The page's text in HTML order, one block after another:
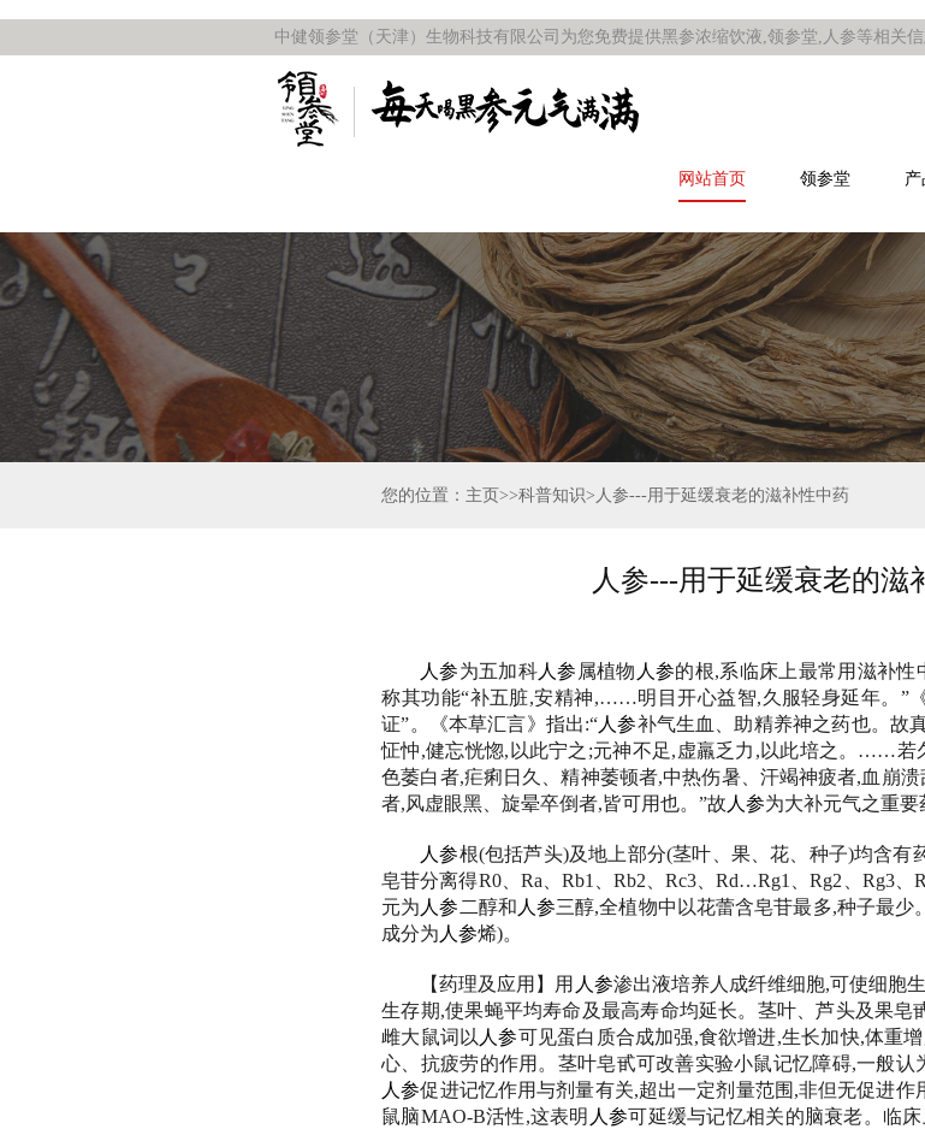
中健领参堂（天津）生物科技有限公司为您免费提供黑参浓缩饮液,领参堂,人参等相关
网站首页 领参堂 产
您的位置：主页>>科普知识>人参---用于延缓衰老的滋补性中药
人参---用于延缓衰老的滋
人参为五加科人参 属植物 人参的根,系临床上最常用滋补性
称其功能“补五脏,安精神,……明目开心益智,久服轻身延年。”
证”。《本草汇言》指出:“人参补气生血、助精养神之药也。
怔忡,健忘恍惚,以此宁之;元神不足,虚羸乏力,以此培之。……若
色萎白者,疟痢日久、精神萎顿者,中热伤暑、汗竭神疲者,血崩
者,风虚眼黑、旋晕卒倒者,皆可用也。”故 人参为大补元气之重要
人参根(包括芦头)及地上部分(茎叶、果、花、种子)均含有
皂苷分离得R0、Ra、Rb1、Rb2、Rc3、Rd…Rg1、Rg2、Rg3
元为 人参 二醇和 人参三醇,全植物中以花蕾含皂苷最多,种子最
成分为 人参烯)。
【药理及应用】用 人参渗出液培养人成纤维细胞,可使细胞生
生存期,使果蝇平均寿命及最高寿命均延长。茎叶、芦头及果
雌大鼠词以 人参可见蛋白质合成加强,食欲增进,生长加快,体重增
心、抗疲劳的作用。茎叶皂甙可改善实验小鼠记忆障碍,一般认
人参促进记忆作用与剂量有关,超出一定剂量范围,非但无促进
鼠脑MAO-B活性,这表明 人参可延缓与记忆相关的脑衰老。临